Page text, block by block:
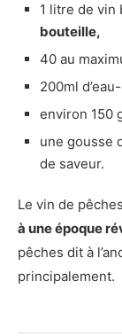
1 litre de vin
bouteille,
40 au
200ml
environ 150
une gousse
de saveur.
Le vin de
à une époque
pêches dit à
principalement.